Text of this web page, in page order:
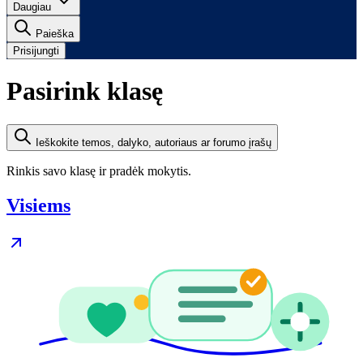
Daugiau
Paieška
Prisijungti
Pasirink klasę
Ieškokite temos, dalyko, autoriaus ar forumo įrašų
Rinkis savo klasę ir pradėk mokytis.
Visiems